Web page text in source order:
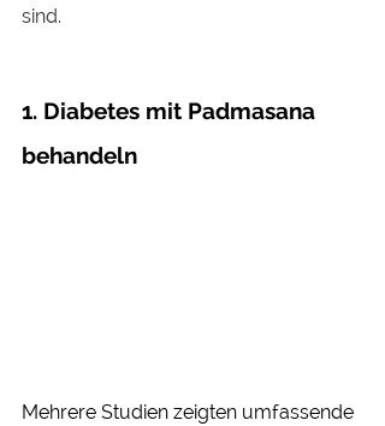
sind.
1. Diabetes mit Padmasana
behandeln
Mehrere Studien zeigten umfassende